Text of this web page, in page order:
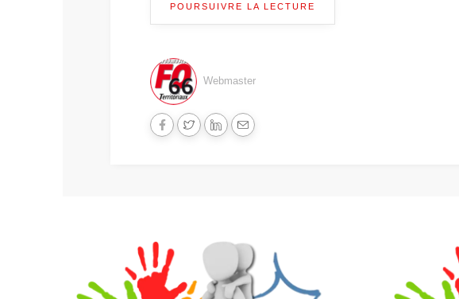
POURSUIVRE LA LECTURE
Webmaster